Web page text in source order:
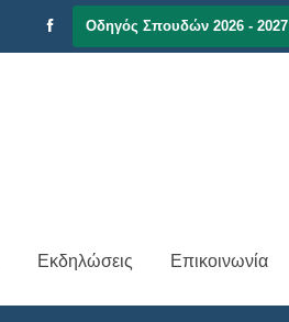
Οδηγός Σπουδών 2026 - 2027
Εκδηλώσεις Επικοινωνία